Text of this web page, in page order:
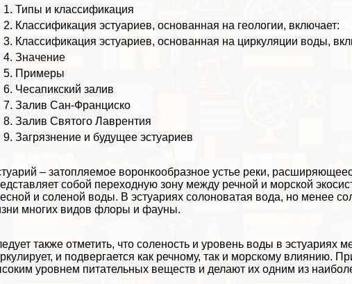
Типы и классификация
Классификация эстуариев, основанная на геологии, включает:
Классификация эстуариев, основанная на циркуляции воды,
Значение
Примеры
Чесапикский залив
Залив Сан-Франциско
Залив Святого Лаврентия
Загрязнение и будущее эстуариев
– затопляемое воронкообразное устье реки,
собой переходную зону между речной и морской
и соленой воды. В эстуариях солоноватая вода, но менее
многих видов флоры и фауны.
также отметить, что соленость и уровень воды в эстуариях
и подвергается как речному, так и морскому влиянию.
уровнем питательных веществ и делают их одним из